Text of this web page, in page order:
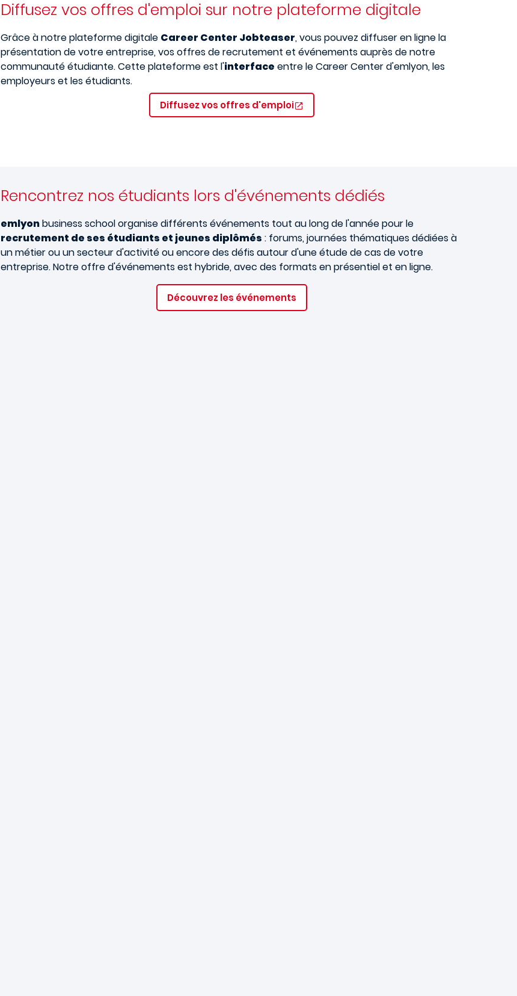
Diffusez vos offres d'emploi sur notre plateforme digitale
Grâce à notre plateforme digitale Career Center Jobteaser, vous pouvez diffuser en ligne la
présentation de votre entreprise, vos offres de recrutement et événements auprès de notre
communauté étudiante. Cette plateforme est l'interface entre le Career Center d'emlyon, les
employeurs et les étudiants.
Diffusez vos offres d'emploi
Rencontrez nos étudiants lors d'événements dédiés
emlyonbusiness school organise différents événements tout au long de l'année pour le
recrutement de ses étudiants et jeunes diplômés : forums, journées thématiques dédiées à
un métier ou un secteur d'activité ou encore des défis autour d'une étude de cas de votre
entreprise. Notre offre d'événements est hybride, avec des formats en présentiel et en ligne.
Découvrez les événements